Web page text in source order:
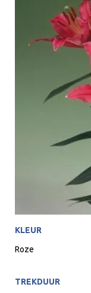
KLEUR
Roze
TREKDUUR